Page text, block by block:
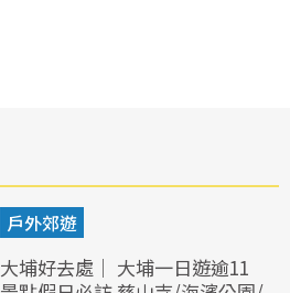
戶外郊遊
大埔好去處｜ 大埔一日遊逾11